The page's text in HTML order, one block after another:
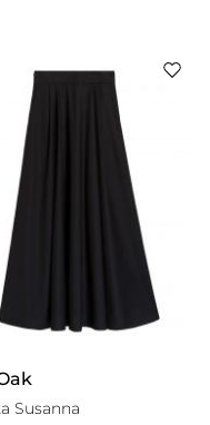
Susanna